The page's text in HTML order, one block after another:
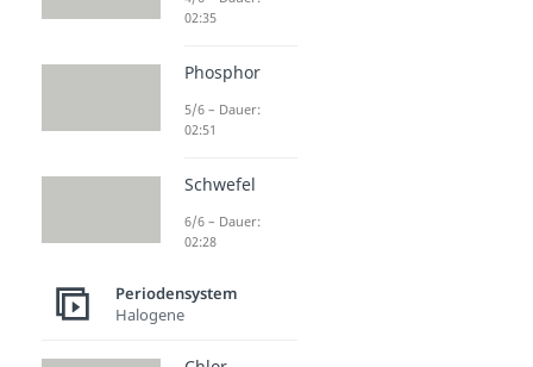
02:35
Phosphor
5/6 – Dauer:
02:51
Schwefel
6/6 – Dauer:
02:28
Periodensystem
Halogene